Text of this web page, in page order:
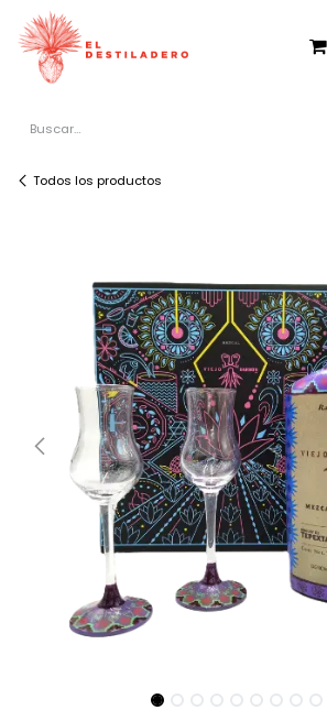
Ir al contenido
Todos los productos